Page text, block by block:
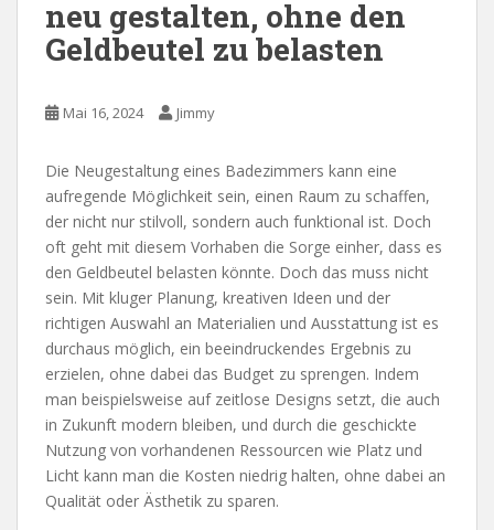
neu gestalten, ohne den
Geldbeutel zu belasten
Mai 16, 2024 Jimmy
Die Neugestaltung eines Badezimmers kann eine
aufregende Möglichkeit sein, einen Raum zu schaffen,
der nicht nur stilvoll, sondern auch funktional ist. Doch
oft geht mit diesem Vorhaben die Sorge einher, dass es
den Geldbeutel belasten könnte. Doch das muss nicht
sein. Mit kluger Planung, kreativen Ideen und der
richtigen Auswahl an Materialien und Ausstattung ist es
durchaus möglich, ein beeindruckendes Ergebnis zu
erzielen, ohne dabei das Budget zu sprengen. Indem
man beispielsweise auf zeitlose Designs setzt, die auch
in Zukunft modern bleiben, und durch die geschickte
Nutzung von vorhandenen Ressourcen wie Platz und
Licht kann man die Kosten niedrig halten, ohne dabei an
Qualität oder Ästhetik zu sparen.